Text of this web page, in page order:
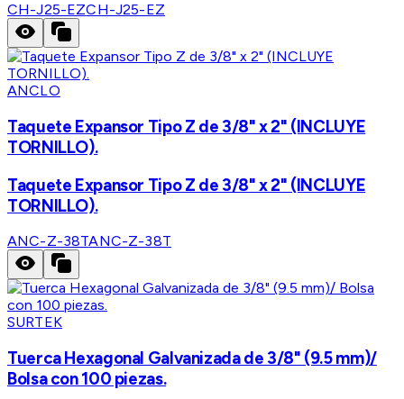
CH-J25-EZCH-J25-EZ
ANCLO
Taquete Expansor Tipo Z de 3/8" x 2" (INCLUYE
TORNILLO).
Taquete Expansor Tipo Z de 3/8" x 2" (INCLUYE
TORNILLO).
ANC-Z-38TANC-Z-38T
SURTEK
Tuerca Hexagonal Galvanizada de 3/8" (9.5 mm)/
Bolsa con 100 piezas.